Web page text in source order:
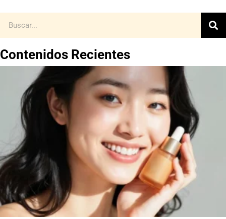
Contenidos Recientes